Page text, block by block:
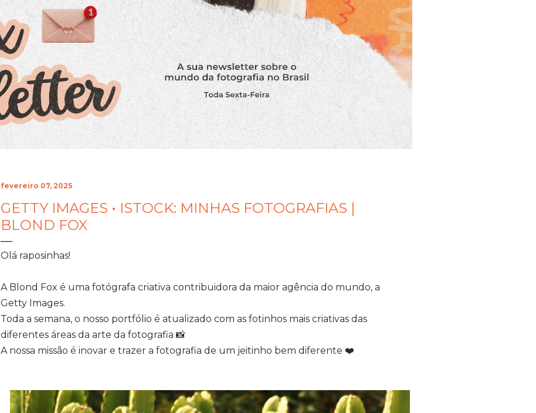
fevereiro 07, 2025
GETTY IMAGES • ISTOCK: MINHAS FOTOGRAFIAS |
BLOND FOX
Olá raposinhas!
A Blond Fox é uma fotógrafa criativa contribuidora da maior agência do mundo, a
Getty Images.
Toda a semana, o nosso portfólio é atualizado com as fotinhos mais criativas das
diferentes áreas da arte da fotografia 📸
A nossa missão é inovar e trazer a fotografia de um jeitinho bem diferente ❤️